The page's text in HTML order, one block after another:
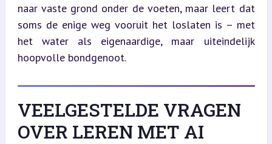
naar vaste grond onder de voeten, maar leert dat
soms de enige weg vooruit het loslaten is – met
het water als eigenaardige, maar uiteindelijk
hoopvolle bondgenoot.
VEELGESTELDE VRAGEN
OVER LEREN MET AI